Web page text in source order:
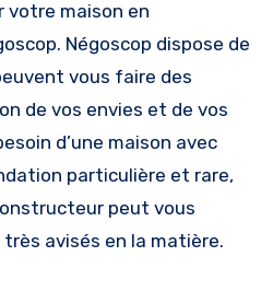
votre maison en
Négoscop dispose de
vous faire des
de vos envies et de vos
d’une maison avec
particulière et rare,
peut vous
avisés en la matière.